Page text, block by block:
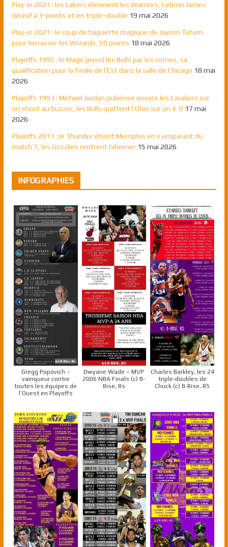
Play-in 2021 : les Lakers éliminent les Warriors, Lebron James
décisif à 3-points et en triple-double 19 mai 2026
Play-in 2021 : le coup de baguette magique de Jayson Tatum
pour terrasser les Wizards, 50 points 18 mai 2026
Playoffs 1995 : le Magic prend les Bulls par les cornes, sa
qualification pour la finale de l’Est dans la salle de Chicago 18 mai
2026
Playoffs 1993 : Michael Jordan pulvérise encore les Cavaliers sur
un shoot au buzzer, les Bulls quittent l’Ohio sur un 4-0 17 mai
2026
Playoffs 2011 : le Thunder éteint Memphis en s’emparant du
match 7, les Grizzlies rentrent hiberner 15 mai 2026
INFOGRAPHIES
Gregg Popovich –
vainqueur contre
toutes les équipes de
l’Ouest en Playoffs
Dwyane Wade – MVP
2006 NBA Finals (c) B-
Rise, Rs
Charles Barkley, les 24
triple-doubles de
Chuck (c) B-Rise, RS